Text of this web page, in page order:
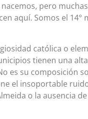
pero
aquí. Somos el
católica o
tienen una
es su composición
el insoportable
o la ausencia